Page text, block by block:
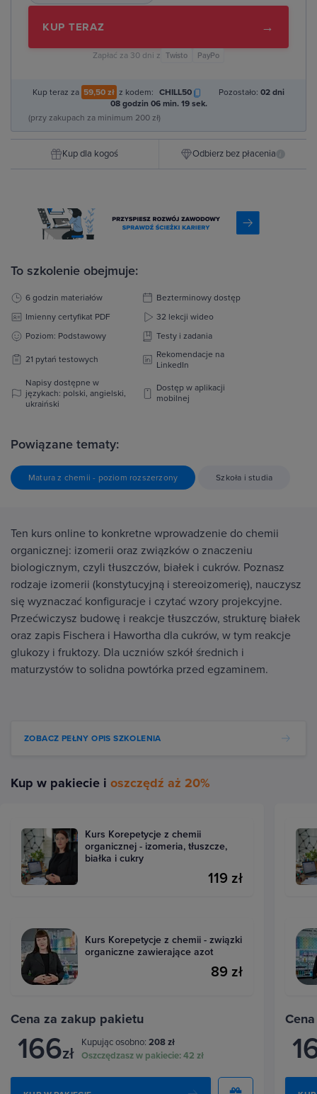
KUP TERAZ →
Zapłać za 30 dni z Twisto PayPo
Kup teraz za 59,50 zł z kodem: CHILL50 Pozostało: 02 dni
08 godzin 06 min. 18 sek.
(przy zakupach za minimum 200 zł)
Kup dla kogoś Odbierz bez płacenia i
To szkolenie obejmuje:
6 godzin materiałów
Bezterminowy dostęp
Imienny certyfikat PDF
32 lekcji wideo
Poziom: Podstawowy
Testy i zadania
21 pytań testowych
Rekomendacje na
LinkedIn
Napisy dostępne w
językach: polski, angielski,
ukraiński
Dostęp w aplikacji
mobilnej
Powiązane tematy:
Matura z chemii - poziom rozszerzony Szkoła i studia
Ten kurs online to konkretne wprowadzenie do chemii
organicznej: izomerii oraz związków o znaczeniu
biologicznym, czyli tłuszczów, białek i cukrów. Poznasz
rodzaje izomerii (konstytucyjną i stereoizomerię), nauczysz
się wyznaczać konfiguracje i czytać wzory projekcyjne.
Przećwiczysz budowę i reakcje tłuszczów, strukturę białek
oraz zapis Fischera i Hawortha dla cukrów, w tym reakcje
glukozy i fruktozy. Dla uczniów szkół średnich i
maturzystów to solidna powtórka przed egzaminem.
ZOBACZ PEŁNY OPIS SZKOLENIA
Kup w pakiecie i oszczędź aż 20%
Kurs Korepetycje z chemii
organicznej - izomeria, tłuszcze,
białka i cukry
119 zł
Kurs Korepetycje z chemii - związki
organiczne zawierające azot
89 zł
Cena za zakup pakietu
166zł
Kupując osobno: 208 zł
Oszczędzasz w pakiecie:42 zł